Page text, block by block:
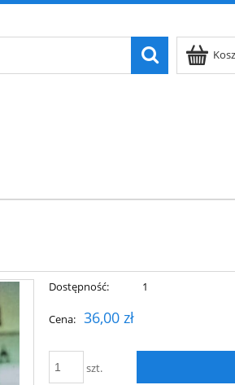
Dostępność: 1
Cena: 36,00 zł
szt.